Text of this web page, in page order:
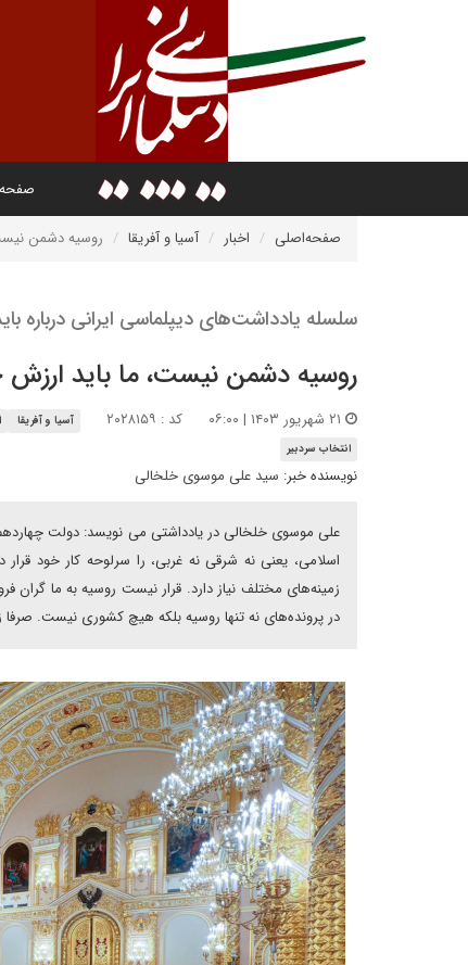
صفحه‌اصلی اخبار آسیا و آفریقا روسیه دشمن
سلسله یادداشت‌های دیپلماسی ایرانی
روسیه دشمن نیست، ما باید ارزش
کد : ۲۰۲۸۱۵۹ آسیا و آفریقا
انتخاب سردبیر
نویسنده خبر: سید علی موسوی خلخالی
اسلامی، یعنی نه شرقی نه غربی، را سرلوحه کار خود قرار
زمینه‌های مختلف نیاز دارد. قرار نیست روسیه به ما گران
در پرونده‌های نه تنها روسیه بلکه هیچ کشوری نیست.